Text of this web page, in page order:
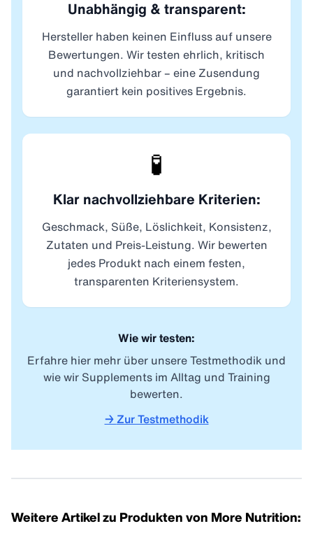
Unabhängig & transparent:
Hersteller haben keinen Einfluss auf unsere
Bewertungen. Wir testen ehrlich, kritisch
und nachvollziehbar – eine Zusendung
garantiert kein positives Ergebnis.
🧪
Klar nachvollziehbare Kriterien:
Geschmack, Süße, Löslichkeit, Konsistenz,
Zutaten und Preis-Leistung. Wir bewerten
jedes Produkt nach einem festen,
transparenten Kriteriensystem.
Wie wir testen:
Erfahre hier mehr über unsere Testmethodik und
wie wir Supplements im Alltag und Training
bewerten.
→ Zur Testmethodik
Weitere Artikel zu Produkten von More Nutrition: